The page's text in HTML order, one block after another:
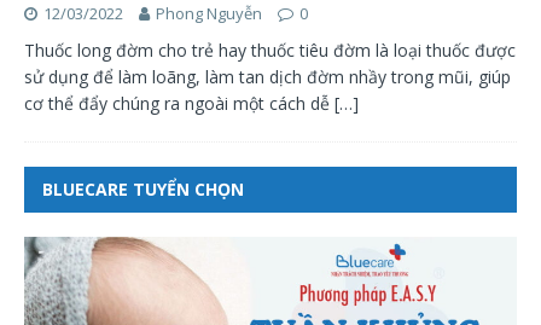
12/03/2022 Phong Nguyễn 0
Thuốc long đờm cho trẻ hay thuốc tiêu đờm là loại thuốc được
sử dụng để làm loãng, làm tan dịch đờm nhầy trong mũi, giúp
cơ thể đẩy chúng ra ngoài một cách dễ […]
BLUECARE TUYỂN CHỌN